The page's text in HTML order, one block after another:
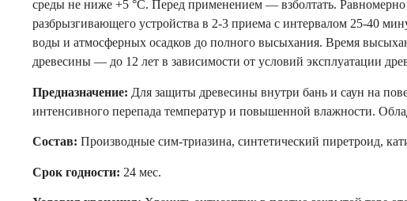
среды не ниже +5 °С. Перед применением — взболтать.
разбрызгивающего устройства в 2-3 приема с интервалом 25-40
воды и атмосферных осадков до полного высыхания. Время
древесины — до 12 лет в зависимости от условий эксплуатации
Предназначение: Для защиты древесины внутри бань и саун на
интенсивного перепада температур и повышенной влажности.
Состав: Производные сим-триазина, синтетический пиретроид,
Срок годности: 24 мес.